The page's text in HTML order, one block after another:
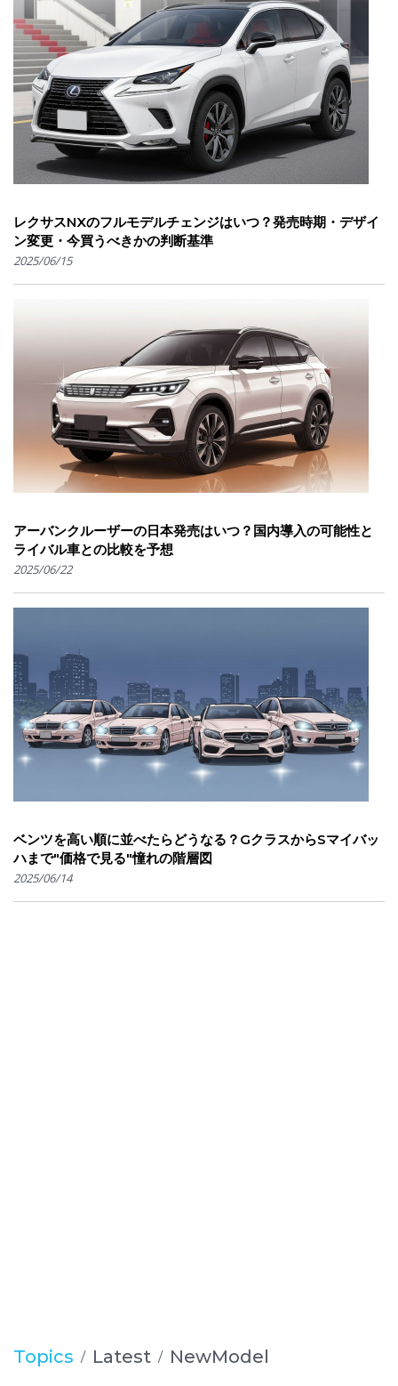
レクサスNXのフルモデルチェンジはいつ？発売時期・デザイ
ン変更・今買うべきかの判断基準
2025/06/15
アーバンクルーザーの日本発売はいつ？国内導入の可能性と
ライバル車との比較を予想
2025/06/22
ベンツを高い順に並べたらどうなる？GクラスからSマイバッ
ハまで"価格で見る"憧れの階層図
2025/06/14
Topics Latest NewModel